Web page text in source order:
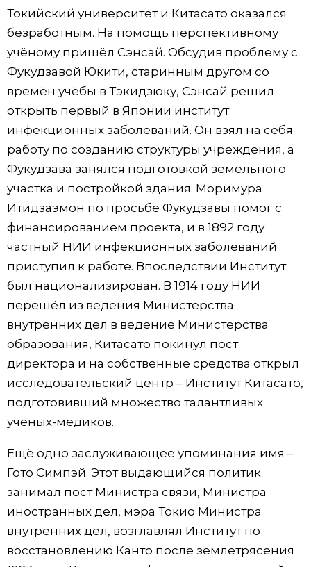
Токийский университет и Китасато оказался
безработным. На помощь перспективному
учёному пришёл Сэнсай. Обсудив проблему с
Фукудзавой Юкити, старинным другом со
времён учёбы в Тэкидзюку, Сэнсай решил
открыть первый в Японии институт
инфекционных заболеваний. Он взял на себя
работу по созданию структуры учреждения, а
Фукудзава занялся подготовкой земельного
участка и постройкой здания. Моримура
Итидзаэмон по просьбе Фукудзавы помог с
финансированием проекта, и в 1892 году
частный НИИ инфекционных заболеваний
приступил к работе. Впоследствии Институт
был национализирован. В 1914 году НИИ
перешёл из ведения Министерства
внутренних дел в ведение Министерства
образования, Китасато покинул пост
директора и на собственные средства открыл
исследовательский центр – Институт Китасато,
подготовивший множество талантливых
учёных-медиков.
Ещё одно заслуживающее упоминания имя –
Гото Симпэй. Этот выдающийся политик
занимал пост Министра связи, Министра
иностранных дел, мэра Токио Министра
внутренних дел, возглавлял Институт по
восстановлению Канто после землетрясения